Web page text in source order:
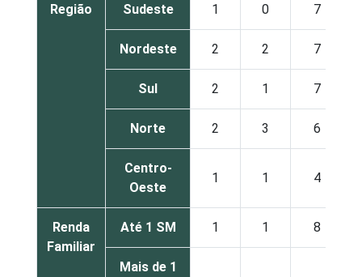
Região Sudeste 1 0 7
Nordeste 2 2 7
Sul 2 1 7
Norte 2 3 6
Centro-
Oeste
1 1 4
Renda
Familiar
Até 1 SM 1 1 8
Mais de 1